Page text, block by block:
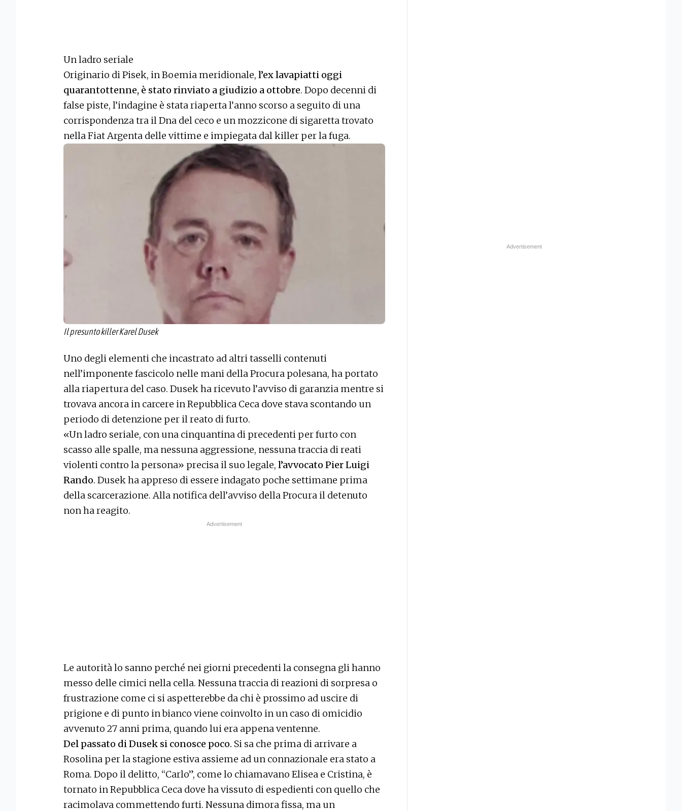
Un ladro seriale
Originario di Pisek, in Boemia meridionale, l’ex lavapiatti oggi
quarantottenne, è stato rinviato a giudizio a ottobre. Dopo decenni di
false piste, l’indagine è stata riaperta l’anno scorso a seguito di una
corrispondenza tra il Dna del ceco e un mozzicone di sigaretta trovato
nella Fiat Argenta delle vittime e impiegata dal killer per la fuga.
Il presunto killer Karel Dusek
Uno degli elementi che incastrato ad altri tasselli contenuti
nell’imponente fascicolo nelle mani della Procura polesana, ha portato
alla riapertura del caso. Dusek ha ricevuto l’avviso di garanzia mentre si
trovava ancora in carcere in Repubblica Ceca dove stava scontando un
periodo di detenzione per il reato di furto.
«Un ladro seriale, con una cinquantina di precedenti per furto con
scasso alle spalle, ma nessuna aggressione, nessuna traccia di reati
violenti contro la persona» precisa il suo legale, l’avvocato Pier Luigi
Rando. Dusek ha appreso di essere indagato poche settimane prima
della scarcerazione. Alla notifica dell’avviso della Procura il detenuto
non ha reagito.
Le autorità lo sanno perché nei giorni precedenti la consegna gli hanno
messo delle cimici nella cella. Nessuna traccia di reazioni di sorpresa o
frustrazione come ci si aspetterebbe da chi è prossimo ad uscire di
prigione e di punto in bianco viene coinvolto in un caso di omicidio
avvenuto 27 anni prima, quando lui era appena ventenne.
Del passato di Dusek si conosce poco. Si sa che prima di arrivare a
Rosolina per la stagione estiva assieme ad un connazionale era stato a
Roma. Dopo il delitto, “Carlo”, come lo chiamavano Elisea e Cristina, è
tornato in Repubblica Ceca dove ha vissuto di espedienti con quello che
racimolava commettendo furti. Nessuna dimora fissa, ma un